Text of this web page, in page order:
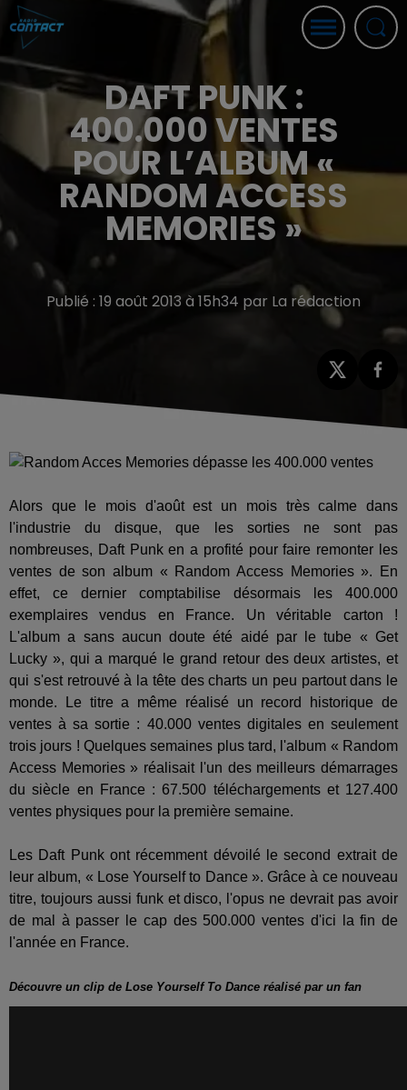
DAFT PUNK :
400.000 VENTES
POUR L’ALBUM «
RANDOM ACCESS
MEMORIES »
Publié : 19 août 2013 à 15h34 par La rédaction
Alors que le mois d'août est un mois très calme dans
l'industrie du disque, que les sorties ne sont pas
nombreuses, Daft Punk en a profité pour faire remonter les
ventes de son album « Random Access Memories ». En
effet, ce dernier comptabilise désormais les 400.000
exemplaires vendus en France. Un véritable carton !
L'album a sans aucun doute été aidé par le tube « Get
Lucky », qui a marqué le grand retour des deux artistes, et
qui s'est retrouvé à la tête des charts un peu partout dans le
monde. Le titre a même réalisé un record historique de
ventes à sa sortie : 40.000 ventes digitales en seulement
trois jours ! Quelques semaines plus tard, l'album « Random
Access Memories » réalisait l'un des meilleurs démarrages
du siècle en France : 67.500 téléchargements et 127.400
ventes physiques pour la première semaine.
Les Daft Punk ont récemment dévoilé le second extrait de
leur album, « Lose Yourself to Dance ». Grâce à ce nouveau
titre, toujours aussi funk et disco, l'opus ne devrait pas avoir
de mal à passer le cap des 500.000 ventes d'ici la fin de
l'année en France.
Découvre un clip de Lose Yourself To Dance réalisé par un fan